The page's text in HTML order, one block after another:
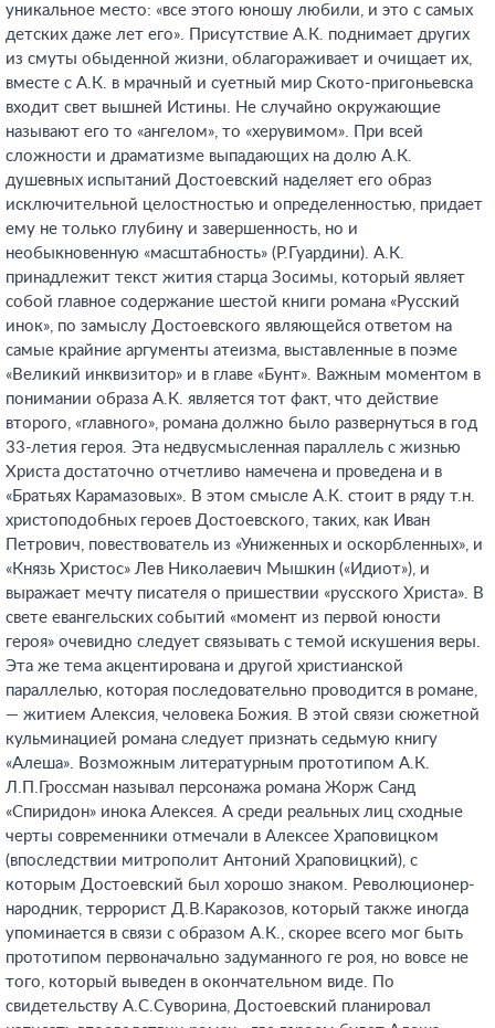
уникальное место: «все этого юношу любили, и это с самых
детских даже лет его». Присутствие А.К. поднимает других
из смуты обыденной жизни, облагораживает и очищает их,
вместе с А.К. в мрачный и суетный мир Ското-пригоньевска
входит свет вышней Истины. Не случайно окружающие
называют его то «ангелом», то «херувимом». При всей
сложности и драматизме выпадающих на долю А.К.
душевных испытаний Достоевский наделяет его образ
исключительной целостностью и определенностью, придает
ему не только глубину и завершенность, но и
необыкновенную «масштабность» (Р.Гуардини). А.К.
принадлежит текст жития старца Зосимы, который являет
собой главное содержание шестой книги романа «Русский
инок», по замыслу Достоевского являющейся ответом на
самые крайние аргументы атеизма, выставленные в поэме
«Великий инквизитор» и в главе «Бунт». Важным моментом в
понимании образа А.К. является тот факт, что действие
второго, «главного», романа должно было развернуться в год
33-летия героя. Эта недвусмысленная параллель с жизнью
Христа достаточно отчетливо намечена и проведена и в
«Братьях Карамазовых». В этом смысле А.К. стоит в ряду т.н.
христоподобных героев Достоевского, таких, как Иван
Петрович, повествователь из «Униженных и оскорбленных», и
«Князь Христос» Лев Николаевич Мышкин («Идиот»), и
выражает мечту писателя о пришествии «русского Христа». В
свете евангельских событий «момент из первой юности
героя» очевидно следует связывать с темой искушения веры.
Эта же тема акцентирована и другой христианской
параллелью, которая последовательно проводится в романе,
— житием Алексия, человека Божия. В этой связи сюжетной
кульминацией романа следует признать седьмую книгу
«Алеша». Возможным литературным прототипом А.К.
Л.П.Гроссман называл персонажа романа Жорж Санд
«Спиридон» инока Алексея. А среди реальных лиц сходные
черты современники отмечали в Алексее Храповицком
(впоследствии митрополит Антоний Храповицкий), с
которым Достоевский был хорошо знаком. Революционер-
народник, террорист Д.В.Каракозов, который также иногда
упоминается в связи с образом А.К., скорее всего мог быть
прототипом первоначально задуманного ге роя, но вовсе не
того, который выведен в окончательном виде. По
свидетельству А.С.Суворина, Достоевский планировал